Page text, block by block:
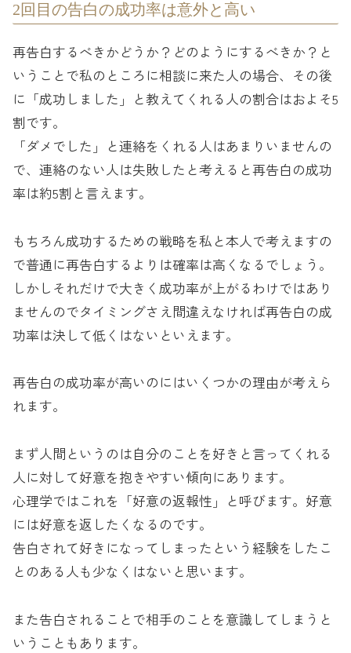
2回目の告白の成功率は意外と高い
再告白するべきかどうか？どのようにするべきか？と
いうことで私のところに相談に来た人の場合、その後
に「成功しました」と教えてくれる人の割合はおよそ5
割です。
「ダメでした」と連絡をくれる人はあまりいませんの
で、連絡のない人は失敗したと考えると再告白の成功
率は約5割と言えます。
もちろん成功するための戦略を私と本人で考えますの
で普通に再告白するよりは確率は高くなるでしょう。
しかしそれだけで大きく成功率が上がるわけではあり
ませんのでタイミングさえ間違えなければ再告白の成
功率は決して低くはないといえます。
再告白の成功率が高いのにはいくつかの理由が考えら
れます。
まず人間というのは自分のことを好きと言ってくれる
人に対して好意を抱きやすい傾向にあります。
心理学ではこれを「好意の返報性」と呼びます。好意
には好意を返したくなるのです。
告白されて好きになってしまったという経験をしたこ
とのある人も少なくはないと思います。
また告白されることで相手のことを意識してしまうと
いうこともあります。